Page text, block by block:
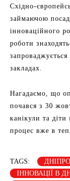
Східно-
займаючою
інноваційного
роботи
закладах.
Нагадаємо, що
почався з 30
канікули та
процес вже в
TAGS:
ІННОВАЦІЇ В